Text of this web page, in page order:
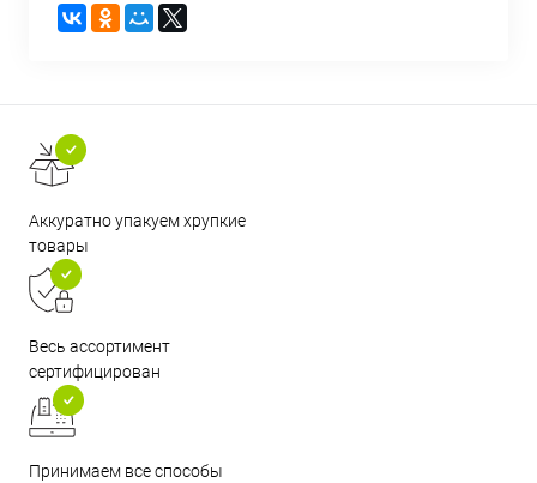
Аккуратно упакуем хрупкие
товары
Весь ассортимент
сертифицирован
Принимаем все способы